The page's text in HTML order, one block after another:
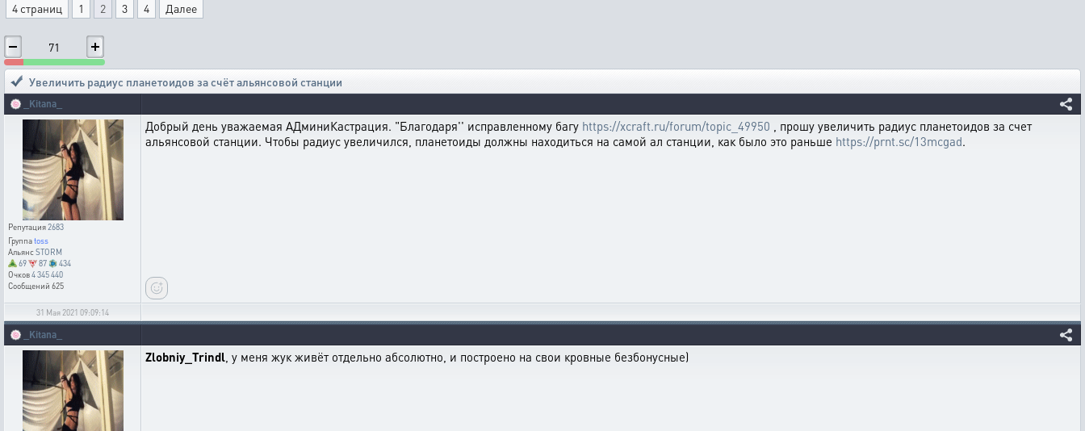
4 страниц 1 2 3 4 Далее
71
Увеличить радиус планетоидов за счёт альянсовой станции
🍥 _Kitana_
Репутация2683
Группаtoss
АльянсSTORM
69
87
434
Очков4 345 440
Сообщений 625
Добрый день уважаемая АДминиКастрация. "Благодаря'' исправленному багу https://xcraft.ru/forum/topic_49950 , прошу увеличить радиус планетоидов за счет
альянсовой станции. Чтобы радиус увеличился, планетоиды должны находиться на самой ал станции, как было это раньше https://prnt.sc/13mcgad.
31 Мая 2021 09:09:14
🍥 _Kitana_
Zlobniy_Trindl, у меня жук живёт отдельно абсолютно, и построено на свои кровные безбонусные)